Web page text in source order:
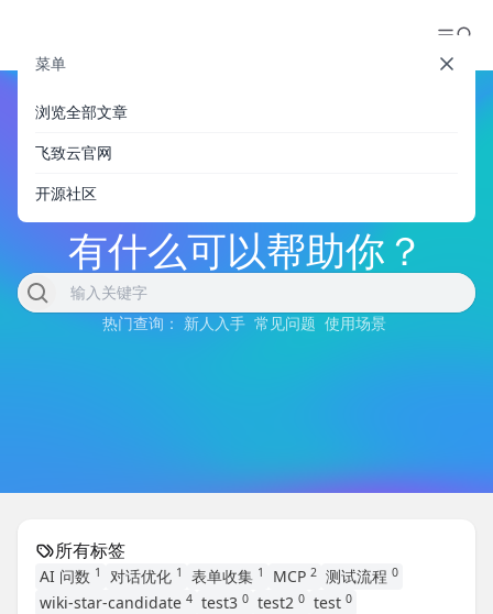
有什么可以帮助你？
热门查询： 新人入手 常见问题 使用场景
菜单
浏览全部文章
飞致云官网
开源社区
所有标签
AI 问数 1 对话优化 1 表单收集 1 MCP 2 测试流程 0
wiki-star-candidate 4 test3 0 test2 0 test 0